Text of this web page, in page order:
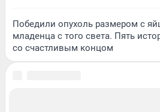
Победили опухоль размером с
младенца с того света. Пять
со счастливым концом